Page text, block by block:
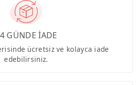
GÜNDE İADE
ücretsiz ve kolayca iade
edebilirsiniz.